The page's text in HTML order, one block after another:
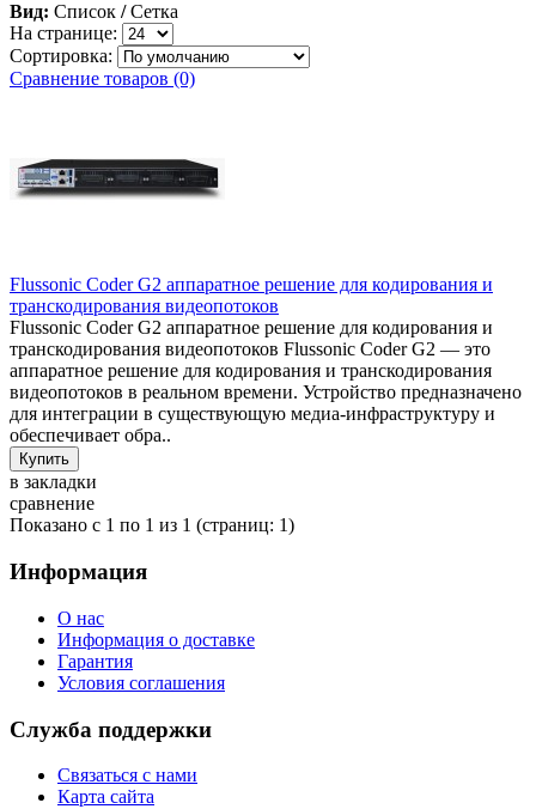
Вид: Список / Сетка
На странице:
Сортировка:
Сравнение товаров (0)
Flussonic Coder G2 аппаратное решение для кодирования и
транскодирования видеопотоков
Flussonic Coder G2 аппаратное решение для кодирования и
транскодирования видеопотоков Flussonic Coder G2 — это
аппаратное решение для кодирования и транскодирования
видеопотоков в реальном времени. Устройство предназначено
для интеграции в существующую медиа-инфраструктуру и
обеспечивает обра..
в закладки
сравнение
Показано с 1 по 1 из 1 (страниц: 1)
Информация
О нас
Информация о доставке
Гарантия
Условия соглашения
Служба поддержки
Связаться с нами
Карта сайта